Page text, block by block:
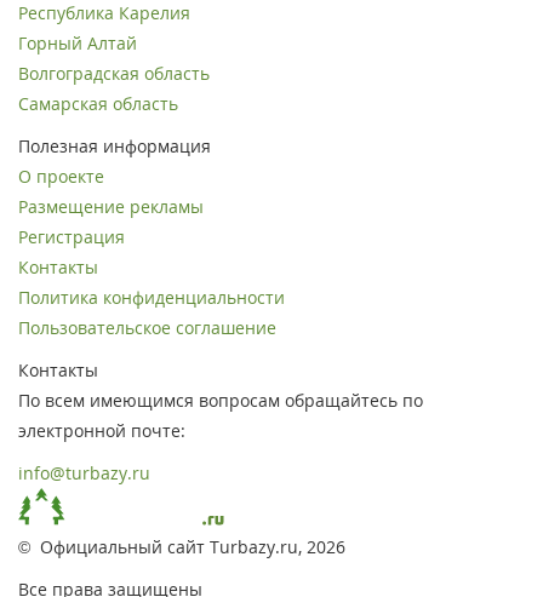
Республика Карелия
Горный Алтай
Волгоградская область
Самарская область
Полезная информация
О проекте
Размещение рекламы
Регистрация
Контакты
Политика конфиденциальности
Пользовательское соглашение
Контакты
По всем имеющимся вопросам обращайтесь по
электронной почте:
info@turbazy.ru
© Официальный сайт Turbazy.ru, 2026
Все права защищены